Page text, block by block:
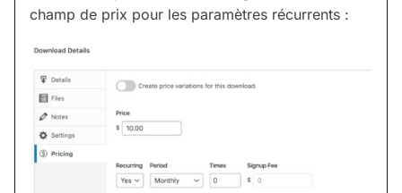
champ de prix pour les paramètres récurrents :